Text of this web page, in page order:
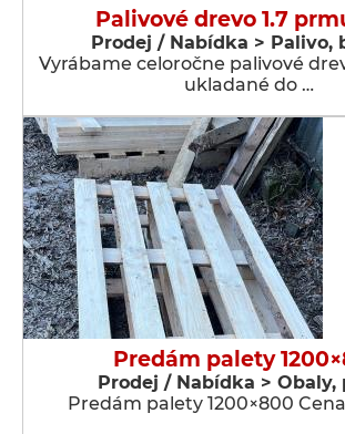
Palivové drevo 1.7
Prodej / Nabídka > Palivo,
Vyrábame celoročne palivové
ukladané do …
Predám palety
Prodej / Nabídka > Obaly,
Predám palety 1200×800